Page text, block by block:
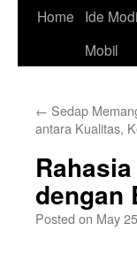
Home
Ide
Mobil
← Sedap
antara Kualitas,
dengan
Posted on May